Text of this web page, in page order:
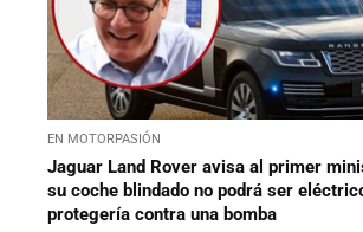
EN MOTORPASIÓN
Jaguar Land Rover avisa al primer
su coche blindado no podrá ser
protegería contra una bomba